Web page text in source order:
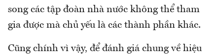
song các tập đoàn nhà nước không thể tham
gia được mà chủ yếu là các thành phần khác.
Cũng chính vì vậy, để đánh giá chung về hiệu